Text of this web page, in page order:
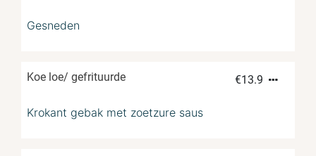
Gesneden
Koe loe/ gefrituurde €13.9
Krokant gebak met zoetzure saus